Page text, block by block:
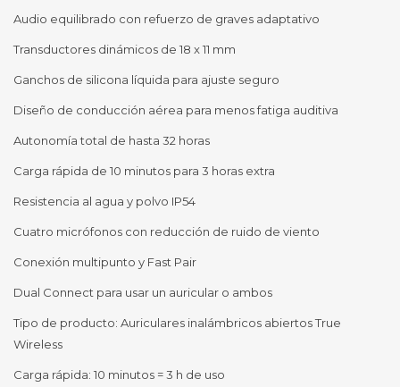
Audio equilibrado con refuerzo de graves adaptativo
Transductores dinámicos de 18 x 11 mm
Ganchos de silicona líquida para ajuste seguro
Diseño de conducción aérea para menos fatiga auditiva
Autonomía total de hasta 32 horas
Carga rápida de 10 minutos para 3 horas extra
Resistencia al agua y polvo IP54
Cuatro micrófonos con reducción de ruido de viento
Conexión multipunto y Fast Pair
Dual Connect para usar un auricular o ambos
Tipo de producto: Auriculares inalámbricos abiertos True
Wireless
Carga rápida: 10 minutos = 3 h de uso